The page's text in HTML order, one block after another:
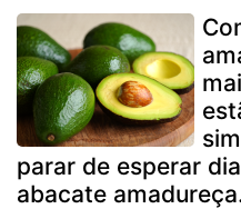
parar de esperar
abacate